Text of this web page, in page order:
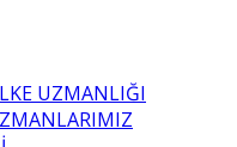
UZMANLIĞI